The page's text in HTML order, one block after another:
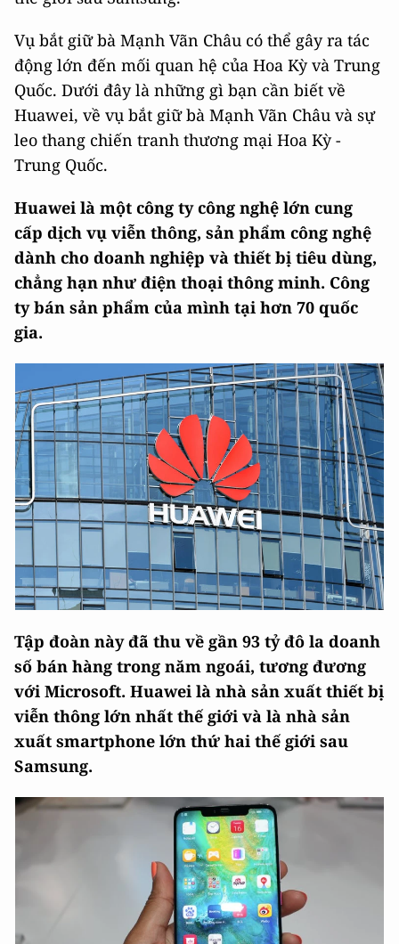
Vụ bắt giữ bà Mạnh Vãn Châu có thể gây ra tác
động lớn đến mối quan hệ của Hoa Kỳ và Trung
Quốc. Dưới đây là những gì bạn cần biết về
Huawei, về vụ bắt giữ bà Mạnh Vãn Châu và sự
leo thang chiến tranh thương mại Hoa Kỳ -
Trung Quốc.
Huawei là một công ty công nghệ lớn cung
cấp dịch vụ viễn thông, sản phẩm công nghệ
dành cho doanh nghiệp và thiết bị tiêu dùng,
chẳng hạn như điện thoại thông minh. Công
ty bán sản phẩm của mình tại hơn 70 quốc
gia.
Tập đoàn này đã thu về gần 93 tỷ đô la doanh
số bán hàng trong năm ngoái, tương đương
với Microsoft. Huawei là nhà sản xuất thiết bị
viễn thông lớn nhất thế giới và là nhà sản
xuất smartphone lớn thứ hai thế giới sau
Samsung.